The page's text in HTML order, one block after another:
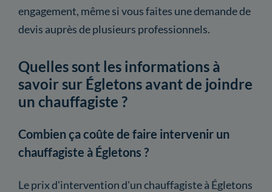
engagement, même si vous faites une demande de
devis auprès de plusieurs professionnels.
Quelles sont les informations à
savoir sur Égletons avant de joindre
un chauffagiste ?
Combien ça coûte de faire intervenir un
chauffagiste à Égletons ?
Le prix d'intervention d'un chauffagiste à Égletons